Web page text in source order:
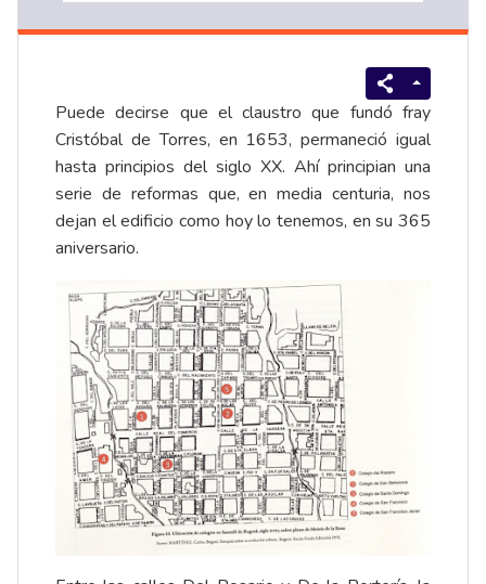
Puede decirse que el claustro que fundó fray
Cristóbal de Torres, en 1653, permaneció igual
hasta principios del siglo XX. Ahí principian una
serie de reformas que, en media centuria, nos
dejan el edificio como hoy lo tenemos, en su 365
aniversario.